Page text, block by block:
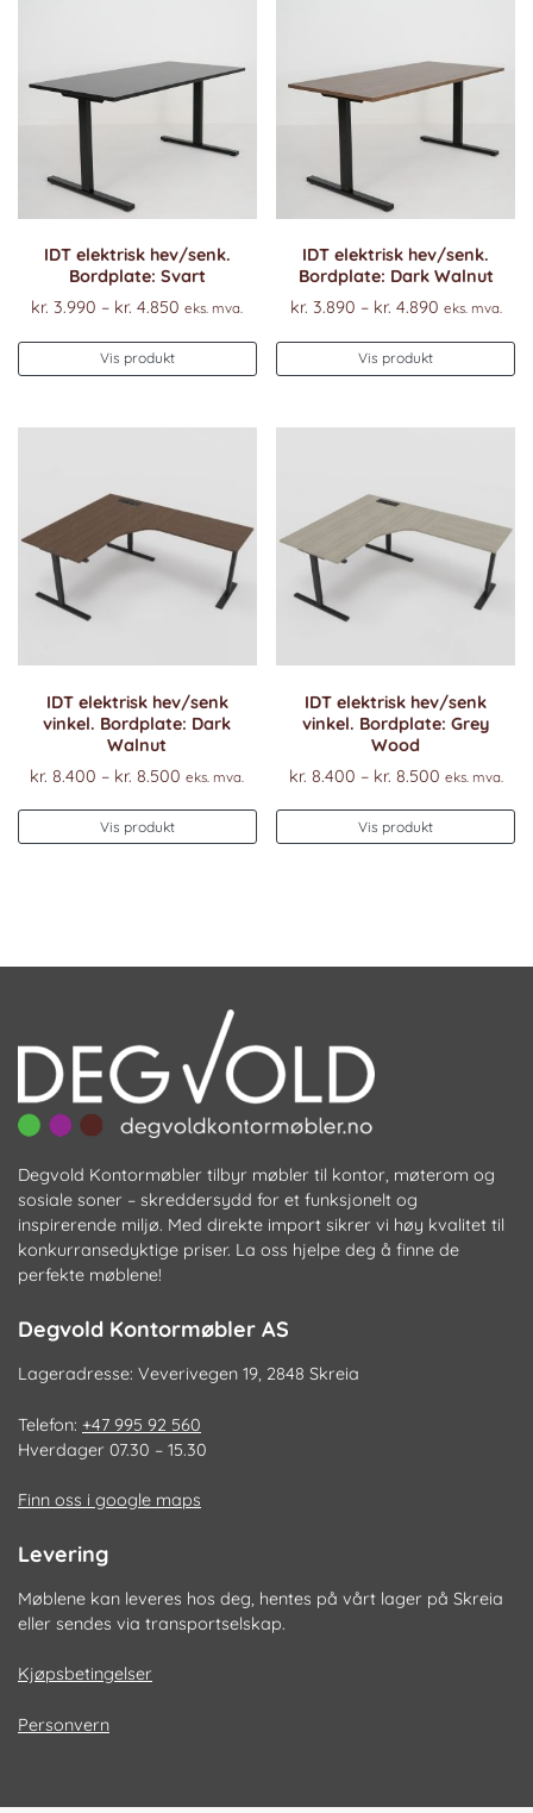
IDT elektrisk hev/senk.
Bordplate: Svart
kr. 3.990 – kr. 4.850 Prisområde:
kr. 4.850
eks. mva.
Vis produkt
Dette
produktet
flere
velges
produktsiden
IDT elektrisk hev/senk.
Bordplate: Dark Walnut
kr. 3.890 – kr. 4.890
kr. 4.890
eks. mva.
Vis produkt
IDT elektrisk hev/senk
vinkel. Bordplate: Dark
Walnut
kr. 8.400 – kr. 8.500 Prisområde:
kr. 8.500
eks. mva.
Vis produkt
Dette
produktet
kan
produktsiden
IDT elektrisk hev/senk
vinkel. Bordplate: Grey
Wood
kr. 8.400 – kr. 8.500
kr. 8.500
eks. mva.
Vis produkt
Degvold Kontormøbler tilbyr møbler til kontor, møterom og
sosiale soner – skreddersydd for et funksjonelt og
inspirerende miljø. Med direkte import sikrer vi høy kvalitet til
konkurransedyktige priser. La oss hjelpe deg å finne de
perfekte møblene!
Degvold Kontormøbler AS
Lageradresse: Veverivegen 19, 2848 Skreia
Telefon: +47 995 92 560
Hverdager 07.30 – 15.30
Finn oss i google maps
Levering
Møblene kan leveres hos deg, hentes på vårt lager på Skreia
eller sendes via transportselskap.
Kjøpsbetingelser
Personvern